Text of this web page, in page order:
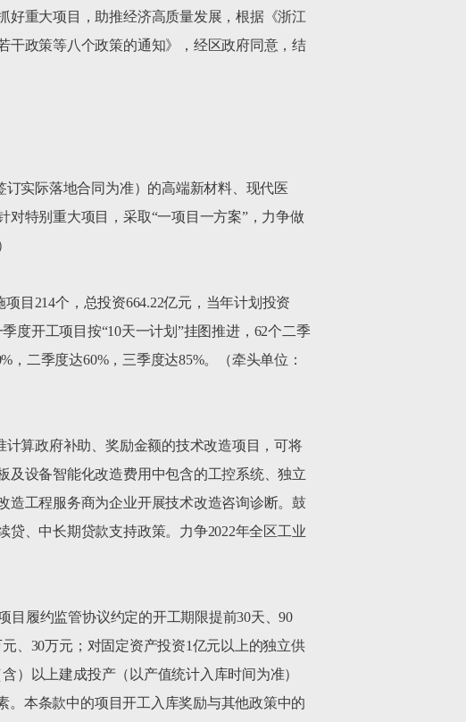
好重大项目，助推经济高质量发展，根据《浙江
干政策等八个政策的通知》，经区政府同意，结
实际落地合同为准）的高端新材料、现代医
特别重大项目，采取“一项目一方案”，力争做
目214个，总投资664.22亿元，当年计划投资
度开工项目按“10天一计划”挂图推进，62个二季
二季度达60%，三季度达85%。（牵头单位：
算政府补助、奖励金额的技术改造项目，可将
及设备智能化改造费用中包含的工控系统、独立
造工程服务商为企业开展技术改造咨询诊断。鼓
、中长期贷款支持政策。力争2022年全区工业
目履约监管协议约定的开工期限提前30天、90
、30万元；对固定资产投资1亿元以上的独立供
）以上建成投产（以产值统计入库时间为准）
。本条款中的项目开工入库奖励与其他政策中的